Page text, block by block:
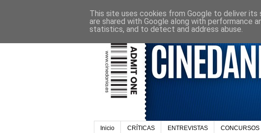
Inicio CRÍTICAS ENTREVISTAS CONCURSOS
This site uses cookies from Google to deliver its
are shared with Google along with performance
statistics, and to detect and address abuse.